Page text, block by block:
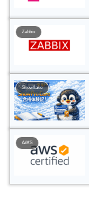
Zabbix
Snowflake
AWS